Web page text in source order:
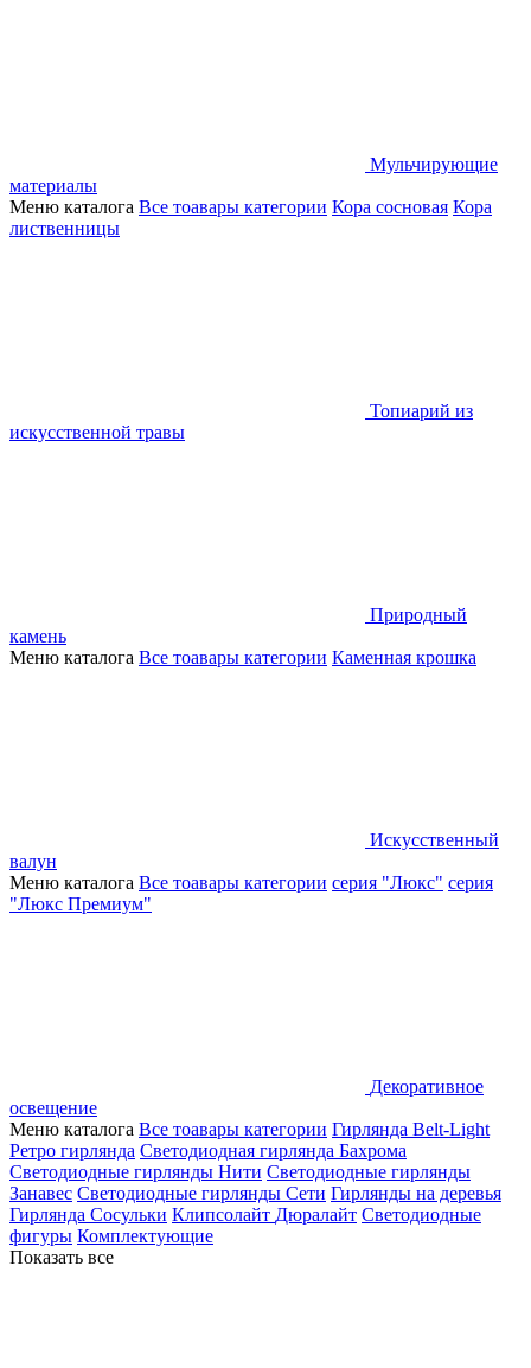
Мульчирующие
материалы
Меню каталога Все тоавары категории Кора сосновая Кора
лиственницы
Топиарий из
искусственной травы
Природный
камень
Меню каталога Все тоавары категории Каменная крошка
Искусственный
валун
Меню каталога Все тоавары категории серия "Люкс" серия
"Люкс Премиум"
Декоративное
освещение
Меню каталога Все тоавары категории Гирлянда Belt-Light
Ретро гирлянда Светодиодная гирлянда Бахрома
Светодиодные гирлянды Нити Светодиодные гирлянды
Занавес Светодиодные гирлянды Сети Гирлянды на деревья
Гирлянда Сосульки Клипсолайт Дюралайт Светодиодные
фигуры Комплектующие
Показать все